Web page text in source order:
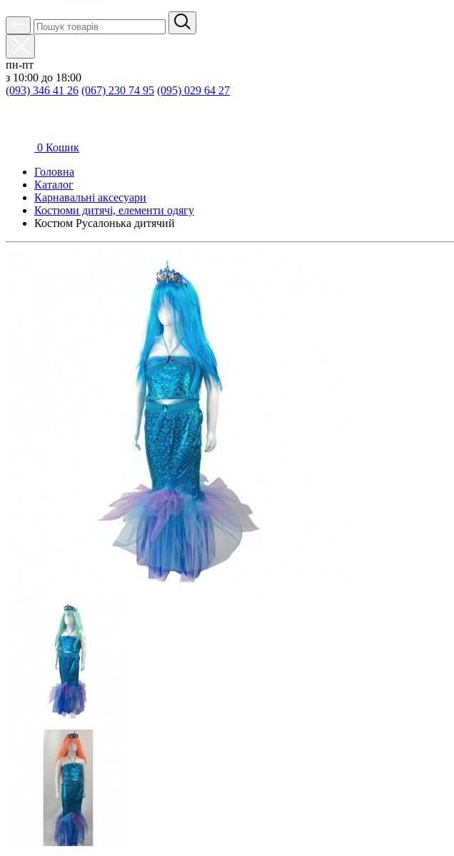
пн-пт
з 10:00 до 18:00
(093) 346 41 26 (067) 230 74 95 (095) 029 64 27
0 Кошик
Головна
Каталог
Карнавальні аксесуари
Костюми дитячі, елементи одягу
Костюм Русалонька дитячий